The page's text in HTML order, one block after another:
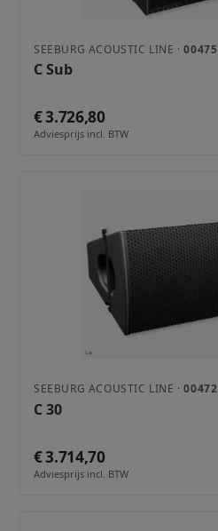
SEEBURG ACOUSTIC LINE ·00475
C Sub
€ 3.726,80
Adviesprijs incl. BTW
SEEBURG ACOUSTIC LINE ·00472
C 30
€ 3.714,70
Adviesprijs incl. BTW